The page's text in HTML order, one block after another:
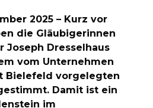
2025 – Kurz vor
die Gläubigerinnen
Joseph Dresselhaus
vom Unternehmen
Bielefeld vorgelegten
Damit ist ein
im